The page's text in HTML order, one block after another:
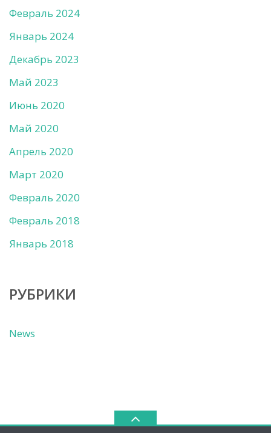
Февраль 2024
Январь 2024
Декабрь 2023
Май 2023
Июнь 2020
Май 2020
Апрель 2020
Март 2020
Февраль 2020
Февраль 2018
Январь 2018
РУБРИКИ
News